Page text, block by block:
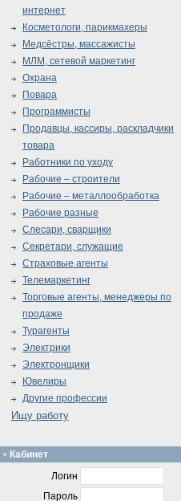
интернет
Косметологи, парикмахеры
Медсёстры, массажисты
МЛМ, сетевой маркетинг
Охрана
Повара
Программисты
Продавцы, кассиры, раскладчики
товара
Работники по уходу
Рабочие – строители
Рабочие – металлообработка
Рабочие разные
Слесари, сварщики
Секретари, служащие
Страховые агенты
Телемаркетинг
Торговые агенты, менеджеры по
продаже
Турагенты
Электрики
Электронщики
Ювелиры
Другие профессии
Ищу работу
Кабинет
Логин
Пароль